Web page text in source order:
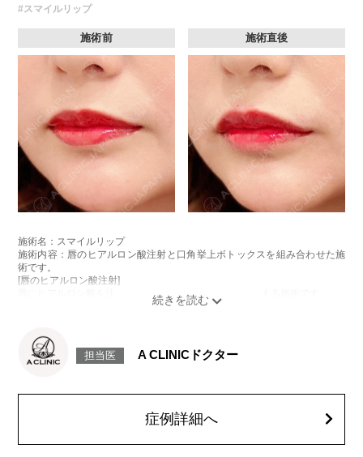
#スマイルリップ
施術前 施術直後
施術名：スマイルリップ
施術内容：唇のヒアルロン酸注射と口角挙上ボトックスを組み合わせた施
術です。
[唇のヒアルロン酸注射]
唇にヒアルロン酸を注入し、ボリュームやバランスを整える施術です。
施術時間：約15～20分程
リスク、副作用：腫れ、赤み、内出血、痛み、突っ張り感などが生じるこ
ほどお控えください。ボトックス注入後は男性は3か月、女性は2か月避妊
費用：レスチレン 68,900円(税込)
担当医 A CLINICドクター
症例詳細へ